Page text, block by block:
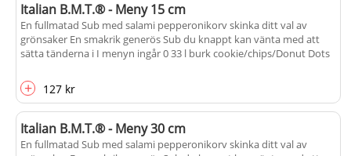
Italian B.M.T.® - Meny 15 cm
En fullmatad Sub med salami pepperonikorv skinka ditt val av
grönsaker En smakrik generös Sub du knappt kan vänta med att
sätta tänderna i I menyn ingår 0 33 l burk cookie/chips/Donut Dots
+ 127 kr
Italian B.M.T.® - Meny 30 cm
En fullmatad Sub med salami pepperonikorv skinka ditt val av